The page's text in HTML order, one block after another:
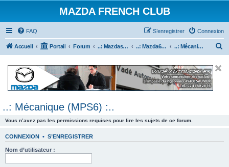
MAZDA FRENCH CLUB
FAQ Connexion
S’enregistrer
Accueil Portail Forum ..: Mazdaspeed & MPS :.. ..: Mazda6 MPS & Mazdaspeed 6 :.. ..: Mécanique (MPS6) :..
e
..: Mécanique (MPS6) :..
Vous n’avez pas les permissions requises pour lire les sujets de ce forum.
CONNEXION • S’ENREGISTRER
Nom d’utilisateur :